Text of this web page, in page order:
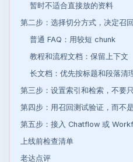
暂时不适合直接放的资料
第二步：选择切分方式，决定召
普通 FAQ：用较短 chunk
教程和流程文档：保留上下文
长文档：优先按标题和段落清
第三步：设置索引和检索，不要
第四步：用召回测试验证，而不
第五步：接入 Chatflow 或
上线前检查清单
老达点评